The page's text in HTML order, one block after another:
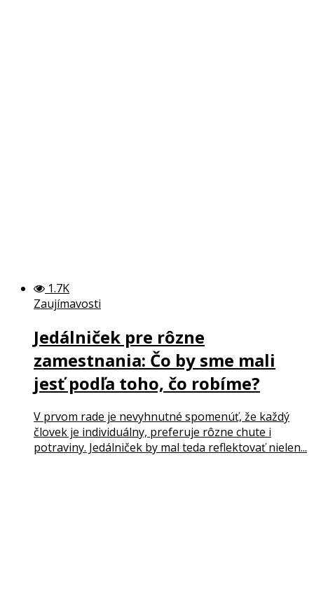
1.7K
Zaujímavosti
Jedálniček pre rôzne
zamestnania: Čo by sme mali
jesť podľa toho, čo robíme?
V prvom rade je nevyhnutné spomenúť, že každý
človek je individuálny, preferuje rôzne chute i
potraviny. Jedálniček by mal teda reflektovať nielen...